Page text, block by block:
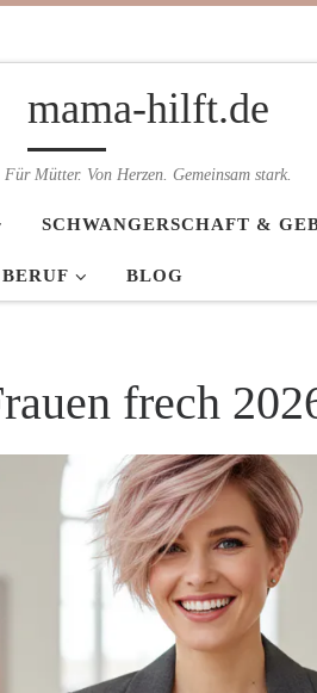
mama-hilft.de
Für Mütter. Von Herzen. Gemeinsam stark.
SCHWANGERSCHAFT &
BLOG
frech